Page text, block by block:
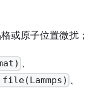
或原子位置微扰；
、
file(Lammps) 、